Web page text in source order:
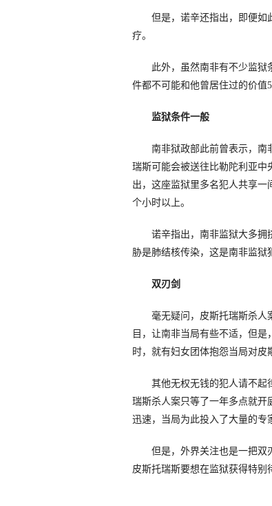
但是，诺辛还指出，即便如此
疗。
此外，虽然南非有不少监狱条
件都不可能和他曾居住过的价值
监狱条件一般
南非狱政部此前曾表示，南非
瑞斯可能会被送往比勒陀利亚中
出，这座监狱里多名犯人共享
个小时以上。
诺辛指出，南非监狱大多拥挤
胁是肺结核传染，这是南非监狱
双刃剑
毫无疑问，皮斯托瑞斯杀人
目，让南非当局有些不适，但
时，就有妇女团体抱怨当局对皮
其他无权无钱的犯人请不起律
瑞斯杀人案只等了一年多点就开
迅速，当局为此投入了大量的专
但是，外界关注也是一把双刃
皮斯托瑞斯要想在监狱获得特别